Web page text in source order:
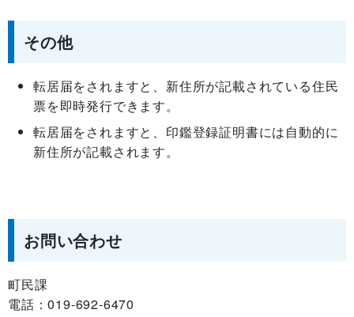
その他
転居届をされますと、新住所が記載されている住民
票を即時発行できます。
転居届をされますと、印鑑登録証明書には自動的に
新住所が記載されます。
お問い合わせ
町民課
電話：019-692-6470